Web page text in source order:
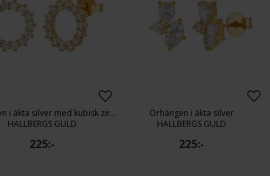
Örhängen i äkta silver med kubisk zirkonia
HALLBERGS GULD
225:-
Örhängen i äkta silver
HALLBERGS GULD
225:-